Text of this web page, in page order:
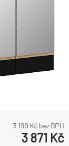
3 199 Kč bez DPH
3 871 Kč